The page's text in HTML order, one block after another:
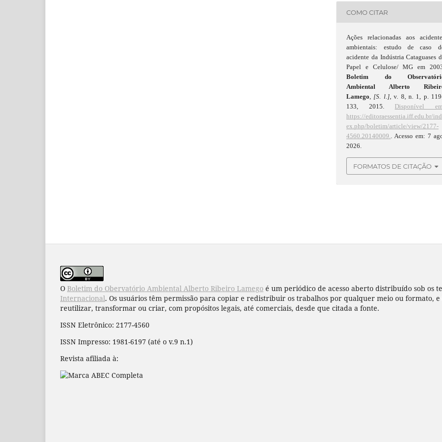
COMO CITAR
Ações relacionadas aos
ambientais: estudo de caso
acidente da Indústria Cataguases
Papel e Celulose/ MG em
Boletim do
Ambiental Alberto
Lamego, [S. l.], v. 8, n. 1, p.
133, 2015. Disponível
https://editoraessentia.iff.edu.br/ind
ex.php/boletim/article/view/2177-
4560.20140009.. Acesso em: 7
2026.
FORMATOS DE CITAÇÃO
O Boletim do Obervatório Ambiental Alberto Ribeiro Lamego é um periódico de acesso aberto distribuído sob os
Internacional. Os usuários têm permissão para copiar e redistribuir os trabalhos por qualquer meio ou formato,
reutilizar, transformar ou criar, com propósitos legais, até comerciais, desde que citada a fonte.
ISSN Eletrônico: 2177-4560
ISSN Impresso: 1981-6197 (até o v.9 n.1)
Revista afiliada à: